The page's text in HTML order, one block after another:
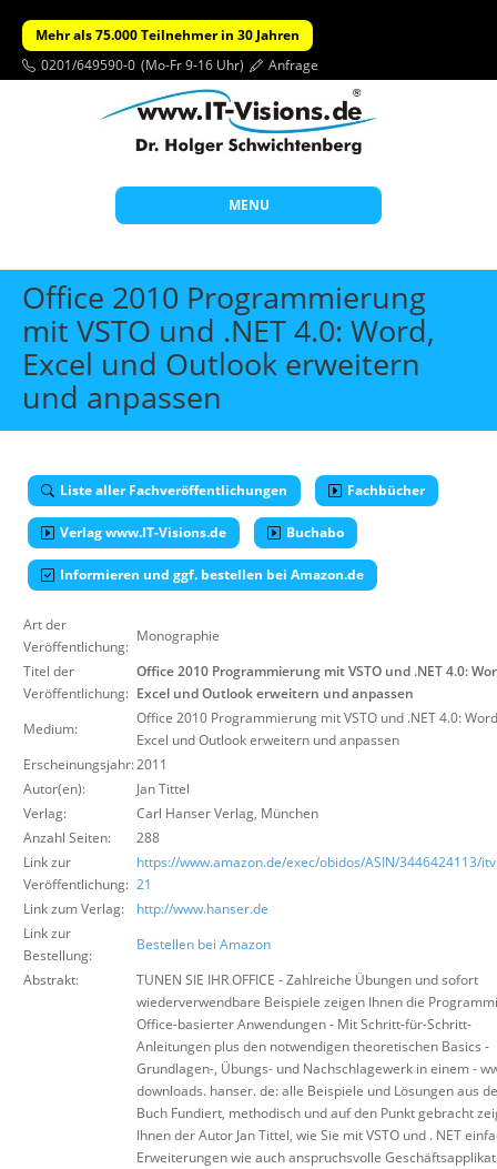
Mehr als 75.000 Teilnehmer in 30 Jahren
0201/649590-0 (Mo-Fr 9-16 Uhr) Anfrage
MENU
Start
Themen
Beratung
Individuelle Schulungen
Offene Seminare
Wissen
Über uns
Suche
Office 2010 Programmierung
mit VSTO und .NET 4.0: Word,
Excel und Outlook erweitern
und anpassen
Liste aller Fachveröffentlichungen Fachbücher
Verlag www.IT-Visions.de Buchabo
Informieren und ggf. bestellen bei Amazon.de
Art der
Veröffentlichung:
Monographie
Titel der
Veröffentlichung:
Office 2010 Programmierung mit VSTO und .NET 4.0:
Excel und Outlook erweitern und anpassen
Medium:
Office 2010 Programmierung mit VSTO und .NET 4.0:
Excel und Outlook erweitern und anpassen
Erscheinungsjahr:2011
Autor(en):
Jan Tittel
Verlag:
Carl Hanser Verlag, München
Anzahl Seiten:
288
Link zur
Veröffentlichung:
https://www.amazon.de/exec/obidos/ASIN/3446424113/
21
Link zum Verlag:
http://www.hanser.de
Link zur
Bestellung:
Bestellen bei Amazon
Abstrakt:
TUNEN SIE IHR OFFICE - Zahlreiche Übungen und sofort
wiederverwendbare Beispiele zeigen Ihnen die
Office-basierter Anwendungen - Mit Schritt-für-Schritt-
Anleitungen plus den notwendigen theoretischen Basics -
Grundlagen-, Übungs- und Nachschlagewerk in einem -
downloads. hanser. de: alle Beispiele und Lösungen aus
Buch Fundiert, methodisch und auf den Punkt gebracht
Ihnen der Autor Jan Tittel, wie Sie mit VSTO und . NET
Erweiterungen wie auch anspruchsvolle